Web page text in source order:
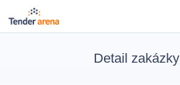
Detail zakázky